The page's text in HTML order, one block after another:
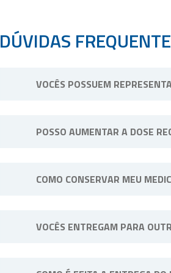
DÚVIDAS
VOCÊS POSSUEM
POSSO AUMENTAR A DOSE
COMO CONSERVAR MEU
exemplo: “Manter sob
VOCÊS ENTREGAM PARA